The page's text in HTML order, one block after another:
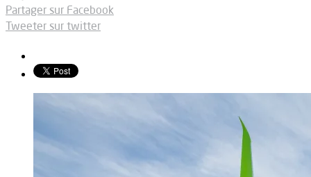
Partager sur Facebook
Tweeter sur twitter